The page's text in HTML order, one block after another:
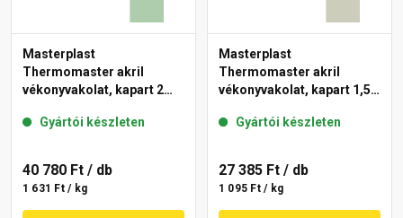
Masterplast
Thermomaster akril
vékonyvakolat, kapart 2
Gyártói készleten
40 780 Ft / db
1 631 Ft / kg
Masterplast
Thermomaster akril
vékonyvakolat, kapart 1,5
Gyártói készleten
27 385 Ft / db
1 095 Ft / kg